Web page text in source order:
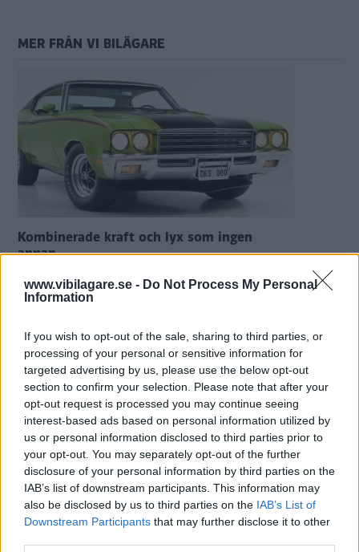
www.vibilagare.se - Do Not Process My Personal
Information
If you wish to opt-out of the sale, sharing to third parties, or
processing of your personal or sensitive information for
targeted advertising by us, please use the below opt-out
section to confirm your selection. Please note that after your
opt-out request is processed you may continue seeing
interest-based ads based on personal information utilized by
us or personal information disclosed to third parties prior to
your opt-out. You may separately opt-out of the further
disclosure of your personal information by third parties on the
IAB’s list of downstream participants. This information may
also be disclosed by us to third parties on the IAB’s List of
Downstream Participants that may further disclose it to other
MER FRÅN VI BILÄGARE
Kombinerade kraft och lyx som ingen
annan
Backspegeln
Buick
Teknik